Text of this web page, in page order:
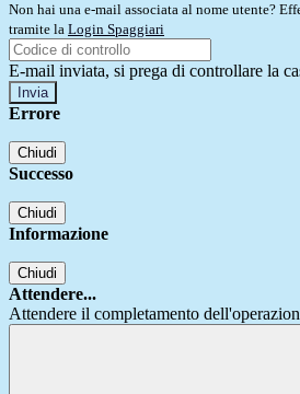
Non hai una e-mail associata al nome utente?
tramite la Login Spaggiari
E-mail inviata, si prega di controllare la
Errore
Chiudi
Successo
Chiudi
Informazione
Chiudi
Attendere...
Attendere il completamento